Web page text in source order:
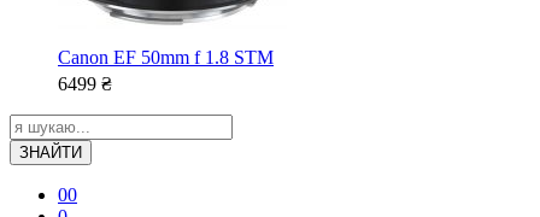
Canon EF 50mm f 1.8 STM
6499 ₴
ЗНАЙТИ
00